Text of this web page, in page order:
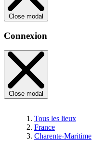
Close modal
Connexion
Close modal
Tous les lieux
France
Charente-Maritime